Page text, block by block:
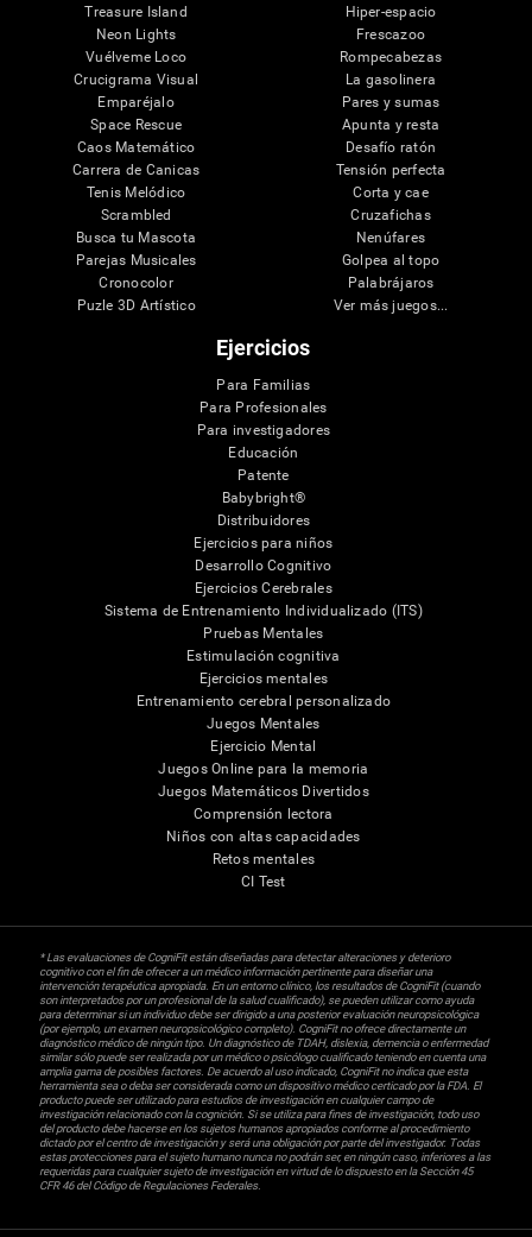
Treasure Island
Neon Lights
Vuélveme Loco
Crucigrama Visual
Emparéjalo
Space Rescue
Caos Matemático
Carrera de Canicas
Tenis Melódico
Scrambled
Busca tu Mascota
Parejas Musicales
Cronocolor
Puzle 3D Artístico
Hiper-espacio
Frescazoo
Rompecabezas
La gasolinera
Pares y sumas
Apunta y resta
Desafío ratón
Tensión perfecta
Corta y cae
Cruzafichas
Nenúfares
Golpea al topo
Palabrájaros
Ver más juegos...
Ejercicios
Para Familias
Para Profesionales
Para investigadores
Educación
Patente
Babybright®
Distribuidores
Ejercicios para niños
Desarrollo Cognitivo
Ejercicios Cerebrales
Sistema de Entrenamiento Individualizado (ITS)
Pruebas Mentales
Estimulación cognitiva
Ejercicios mentales
Entrenamiento cerebral personalizado
Juegos Mentales
Ejercicio Mental
Juegos Online para la memoria
Juegos Matemáticos Divertidos
Comprensión lectora
Niños con altas capacidades
Retos mentales
CI Test
* Las evaluaciones de CogniFit están diseñadas para detectar alteraciones y deterioro
cognitivo con el fin de ofrecer a un médico información pertinente para diseñar una
intervención terapéutica apropiada. En un entorno clínico, los resultados de CogniFit (cuando
son interpretados por un profesional de la salud cualificado), se pueden utilizar como ayuda
para determinar si un individuo debe ser dirigido a una posterior evaluación neuropsicológica
(por ejemplo, un examen neuropsicológico completo). CogniFit no ofrece directamente un
diagnóstico médico de ningún tipo. Un diagnóstico de TDAH, dislexia, demencia o enfermedad
similar sólo puede ser realizada por un médico o psicólogo cualificado teniendo en cuenta una
amplia gama de posibles factores. De acuerdo al uso indicado, CogniFit no indica que esta
herramienta sea o deba ser considerada como un dispositivo médico certicado por la FDA. El
producto puede ser utilizado para estudios de investigación en cualquier campo de
investigación relacionado con la cognición. Si se utiliza para fines de investigación, todo uso
del producto debe hacerse en los sujetos humanos apropiados conforme al procedimiento
dictado por el centro de investigación y será una obligación por parte del investigador. Todas
estas protecciones para el sujeto humano nunca no podrán ser, en ningún caso, inferiores a las
requeridas para cualquier sujeto de investigación en virtud de lo dispuesto en la Sección 45
CFR 46 del Código de Regulaciones Federales.